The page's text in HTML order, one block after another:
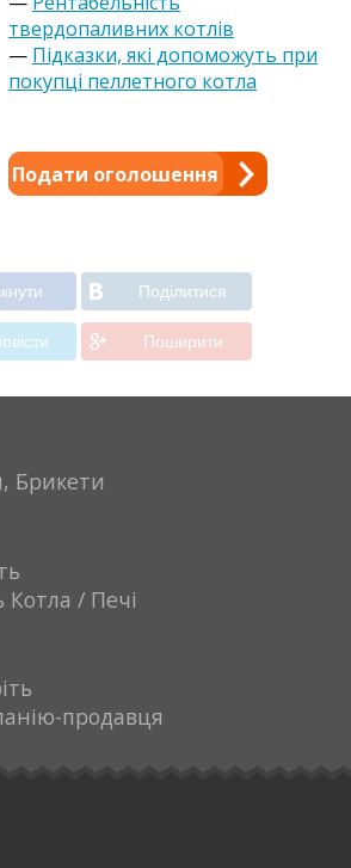
твердопаливних котлів
— Підказки, які допоможуть при
покупці пеллетного котла
Подати оголошення
Подiлитися
Поширити
Брикети
/ Печі
продавця